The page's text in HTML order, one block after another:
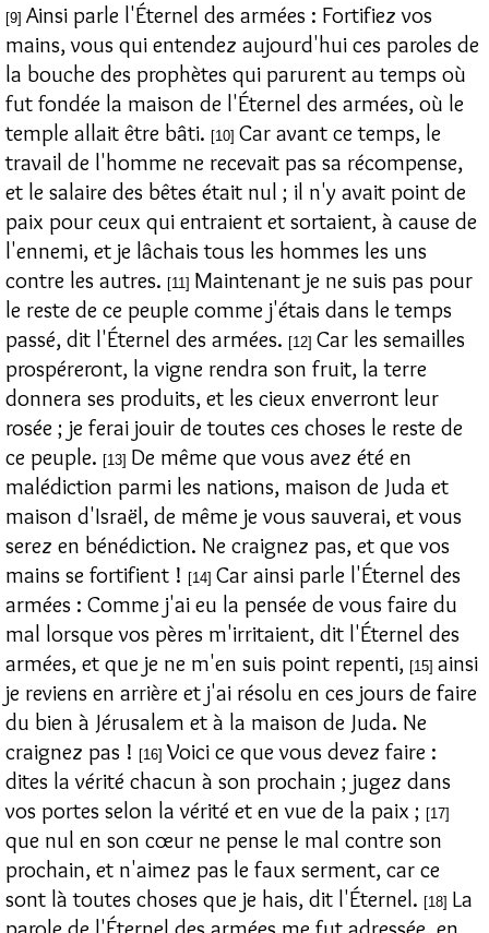
[9] Ainsi parle l'Éternel des armées : Fortifiez vos
mains, vous qui entendez aujourd'hui ces paroles de
la bouche des prophètes qui parurent au temps où
fut fondée la maison de l'Éternel des armées, où le
temple allait être bâti. [10] Car avant ce temps, le
travail de l'homme ne recevait pas sa récompense,
et le salaire des bêtes était nul ; il n'y avait point de
paix pour ceux qui entraient et sortaient, à cause de
l'ennemi, et je lâchais tous les hommes les uns
contre les autres. [11] Maintenant je ne suis pas pour
le reste de ce peuple comme j'étais dans le temps
passé, dit l'Éternel des armées. [12] Car les semailles
prospéreront, la vigne rendra son fruit, la terre
donnera ses produits, et les cieux enverront leur
rosée ; je ferai jouir de toutes ces choses le reste de
ce peuple. [13] De même que vous avez été en
malédiction parmi les nations, maison de Juda et
maison d'Israël, de même je vous sauverai, et vous
serez en bénédiction. Ne craignez pas, et que vos
mains se fortifient ! [14] Car ainsi parle l'Éternel des
armées : Comme j'ai eu la pensée de vous faire du
mal lorsque vos pères m'irritaient, dit l'Éternel des
armées, et que je ne m'en suis point repenti, [15] ainsi
je reviens en arrière et j'ai résolu en ces jours de faire
du bien à Jérusalem et à la maison de Juda. Ne
craignez pas ! [16] Voici ce que vous devez faire :
dites la vérité chacun à son prochain ; jugez dans
vos portes selon la vérité et en vue de la paix ; [17]
que nul en son cœur ne pense le mal contre son
prochain, et n'aimez pas le faux serment, car ce
sont là toutes choses que je hais, dit l'Éternel. [18] La